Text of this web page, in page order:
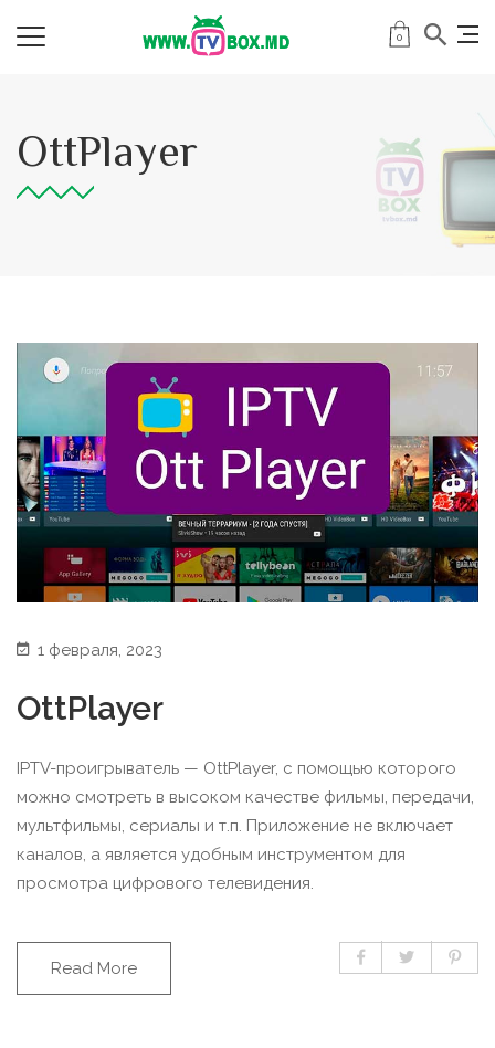
0
OttPlayer
1 февраля, 2023
OttPlayer
IPTV-проигрыватель — OttPlayer, с помощью которого
можно смотреть в высоком качестве фильмы, передачи,
мультфильмы, сериалы и т.п. Приложение не включает
каналов, а является удобным инструментом для
просмотра цифрового телевидения.
Read More